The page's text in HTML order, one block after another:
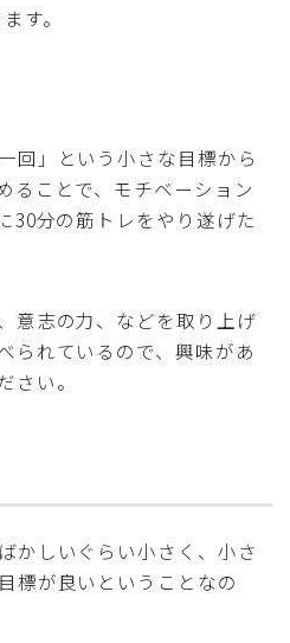
す。
回」という小さな目標から
ることで、モチベーション
30分の筋トレをやり遂げた
意志の力、などを取り上げ
られているので、興味があ
さい。
かしいぐらい小さく、小さ
標が良いということなの